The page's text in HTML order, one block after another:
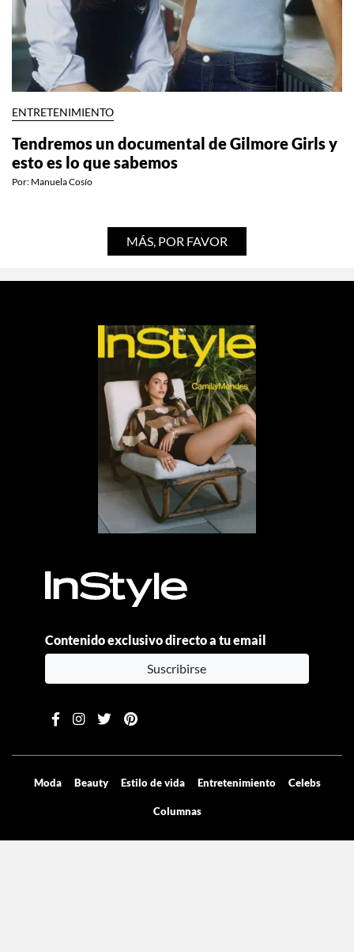
ENTRETENIMIENTO
Tendremos un documental de Gilmore Girls y
esto es lo que sabemos
Por: Manuela Cosío
MÁS, POR FAVOR
Contenido exclusivo directo a tu email
Suscribirse
Moda Beauty Estilo de vida Entretenimiento Celebs
Columnas